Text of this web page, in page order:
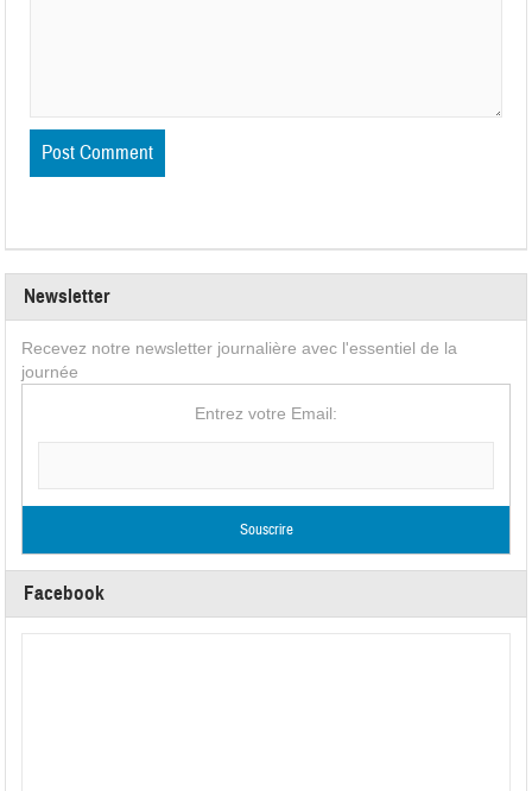
Newsletter
Recevez notre newsletter journalière avec l'essentiel de la
journée
Entrez votre Email:
Facebook